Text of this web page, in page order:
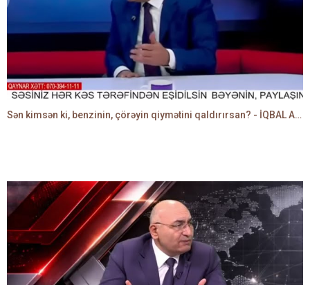
Sən kimsən ki, benzinin, çörəyin qiymətini qaldırırsan? - İQBAL AĞAZADƏ